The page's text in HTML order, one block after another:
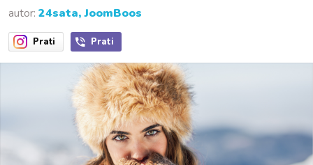
autor: 24sata, JoomBoos
Prati Prati